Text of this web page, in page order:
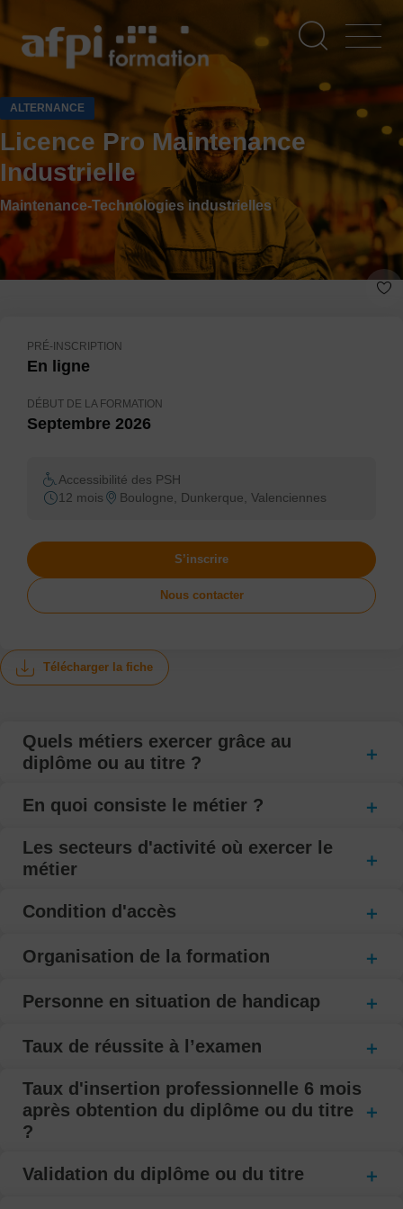
contenu
principal
ALTERNANCE
Licence Pro Maintenance
Industrielle
Maintenance-Technologies industrielles
Télécharger la fiche
Quels métiers exercer grâce au
diplôme ou au titre ?
En quoi consiste le métier ?
Les secteurs d'activité où exercer le
métier
Condition d'accès
Organisation de la formation
Personne en situation de handicap
Taux de réussite à l’examen
Taux d'insertion professionnelle 6 mois
après obtention du diplôme ou du titre
?
Validation du diplôme ou du titre
PRÉ-INSCRIPTION
En ligne
DÉBUT DE LA FORMATION
Septembre 2026
Accessibilité des PSH
12 mois
Boulogne, Dunkerque, Valenciennes
S’inscrire
Nous contacter